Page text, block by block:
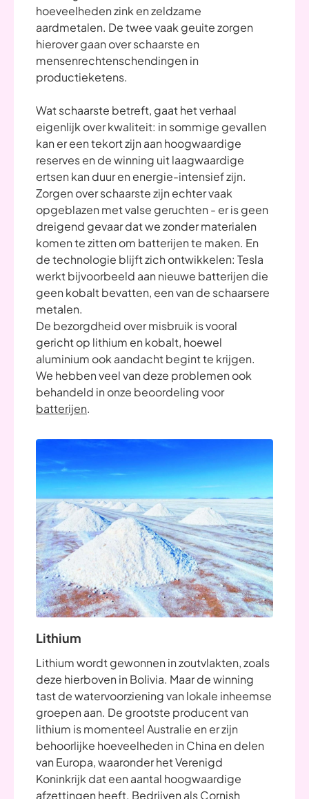
hoeveelheden zink en zeldzame
aardmetalen. De twee vaak geuite zorgen
hierover gaan over schaarste en
mensenrechtenschendingen in
productieketens.
Wat schaarste betreft, gaat het verhaal
eigenlijk over kwaliteit: in sommige gevallen
kan er een tekort zijn aan hoogwaardige
reserves en de winning uit laagwaardige
ertsen kan duur en energie-intensief zijn.
Zorgen over schaarste zijn echter vaak
opgeblazen met valse geruchten - er is geen
dreigend gevaar dat we zonder materialen
komen te zitten om batterijen te maken. En
de technologie blijft zich ontwikkelen: Tesla
werkt bijvoorbeeld aan nieuwe batterijen die
geen kobalt bevatten, een van de schaarsere
metalen.
De bezorgdheid over misbruik is vooral
gericht op lithium en kobalt, hoewel
aluminium ook aandacht begint te krijgen.
We hebben veel van deze problemen ook
behandeld in onze beoordeling voor
batterijen.
Lithium
Lithium wordt gewonnen in zoutvlakten, zoals
deze hierboven in Bolivia. Maar de winning
tast de watervoorziening van lokale inheemse
groepen aan. De grootste producent van
lithium is momenteel Australie en er zijn
behoorlijke hoeveelheden in China en delen
van Europa, waaronder het Verenigd
Koninkrijk dat een aantal hoogwaardige
afzettingen heeft. Bedrijven als Cornish